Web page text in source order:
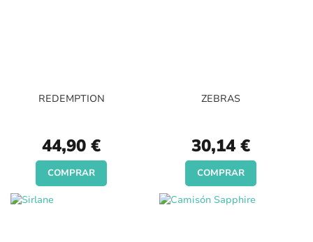
REDEMPTION
44,90 €
COMPRAR
ZEBRAS
30,14 €
COMPRAR